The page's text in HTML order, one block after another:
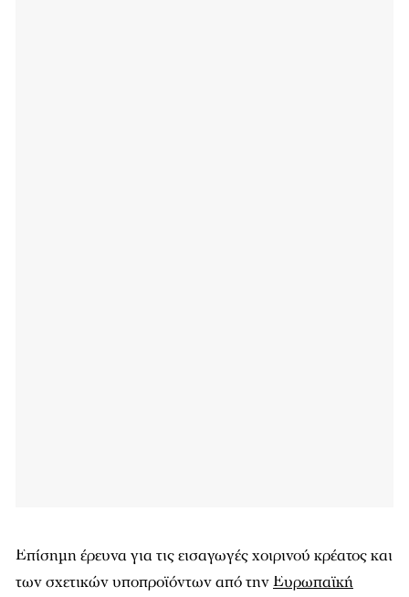
Επίσημη έρευνα για τις εισαγωγές χοιρινού κρέατος και
των σχετικών υποπροϊόντων από τηνΕυρωπαϊκή